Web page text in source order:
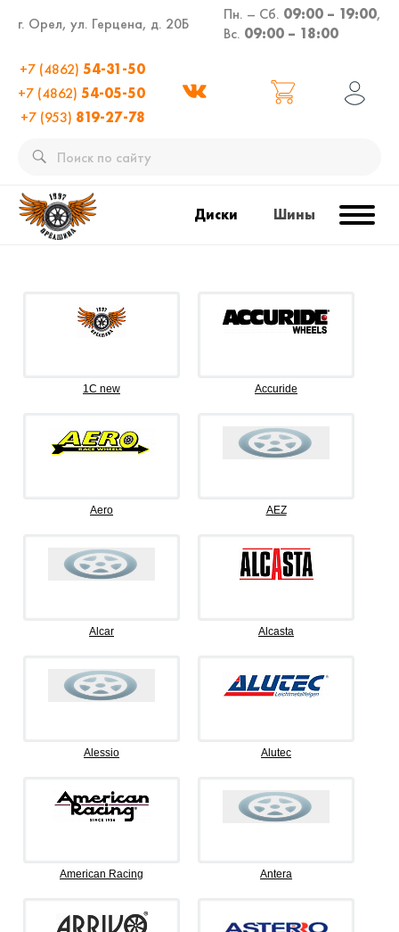
г. Орел, ул. Герцена, д. 20Б
Пн. – Сб. 09:00 – 19:00,
Вс. 09:00 – 18:00
+7 (4862) 54-31-50
+7 (4862) 54-05-50
+7 (953) 819-27-78
Диски Шины
1C new Accuride
Aero AEZ
Alcar Alcasta
Alessio Alutec
American Racing Antera